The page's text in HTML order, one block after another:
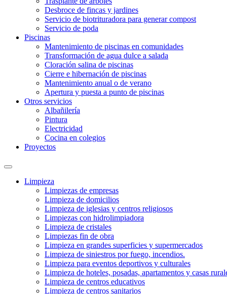
Desbroce de fincas y jardines
Servicio de biotrituradora para generar compost
Servicio de poda
Piscinas
Mantenimiento de piscinas en comunidades
Transformación de agua dulce a salada
Cloración salina de piscinas
Cierre e hibernación de piscinas
Mantenimiento anual o de verano
Apertura y puesta a punto de piscinas
Otros servicios
Albañilería
Pintura
Electricidad
Cocina en colegios
Proyectos
Limpieza
Limpiezas de empresas
Limpieza de domicilios
Limpieza de iglesias y centros religiosos
Limpiezas con hidrolimpiadora
Limpieza de cristales
Limpiezas fin de obra
Limpieza en grandes superficies y supermercados
Limpieza de siniestros por fuego, incendios.
Limpieza para eventos deportivos y culturales
Limpieza de hoteles, posadas, apartamentos y casas
Limpieza de centros educativos
Limpieza de centros sanitarios